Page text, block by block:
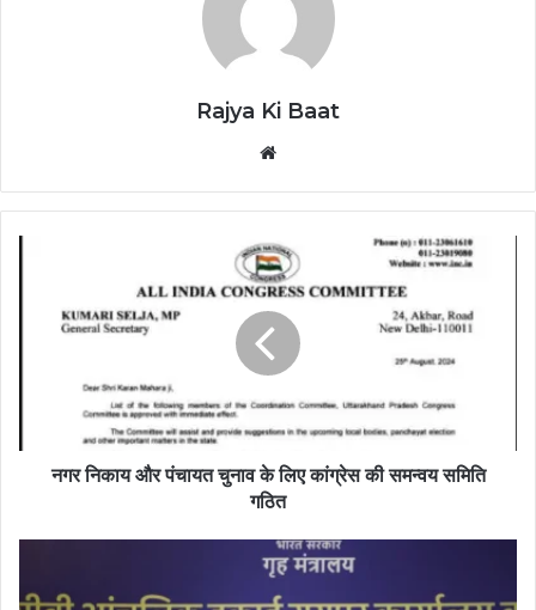
Rajya Ki Baat
नगर निकाय और पंचायत चुनाव के लिए कांग्रेस की समन्वय समिति
गठित